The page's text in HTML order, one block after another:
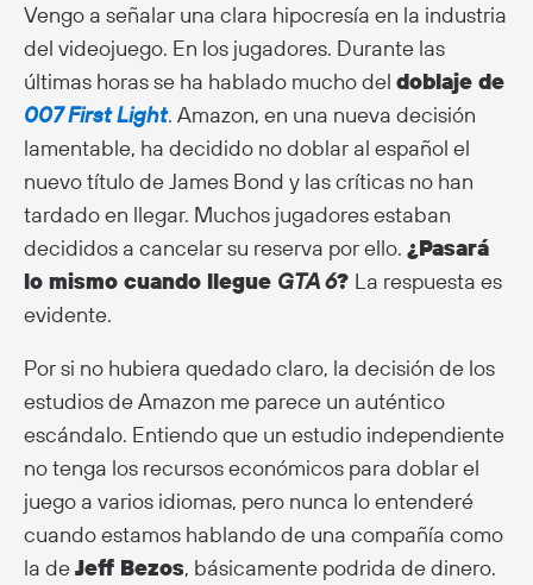
Vengo a señalar una clara hipocresía en la industria
del videojuego. En los jugadores. Durante las
últimas horas se ha hablado mucho del doblaje de
007 First Light. Amazon, en una nueva decisión
lamentable, ha decidido no doblar al español el
nuevo título de James Bond y las críticas no han
tardado en llegar. Muchos jugadores estaban
decididos a cancelar su reserva por ello. ¿Pasará
lo mismo cuando llegue GTA 6? La respuesta es
evidente.
Por si no hubiera quedado claro, la decisión de los
estudios de Amazon me parece un auténtico
escándalo. Entiendo que un estudio independiente
no tenga los recursos económicos para doblar el
juego a varios idiomas, pero nunca lo entenderé
cuando estamos hablando de una compañía como
la deJeff Bezos, básicamente podrida de dinero.